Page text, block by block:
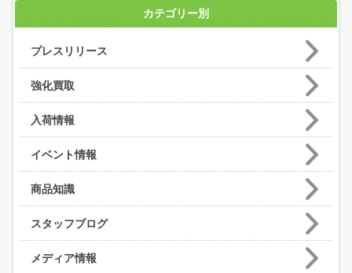
カテゴリー別
プレスリリース
強化買取
入荷情報
イベント情報
商品知識
スタッフブログ
メディア情報